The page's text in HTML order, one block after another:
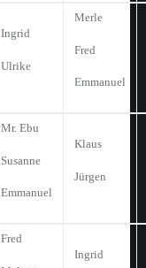
Ingrid
Ulrike
Merle
Fred
Emmanuel
Mr. Ebu
Susanne
Emmanuel
Klaus
Jürgen
Fred
Ingrid